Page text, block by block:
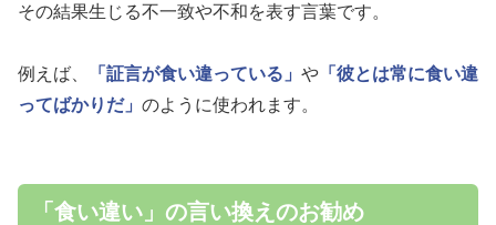
その結果生じる不一致や不和を表す言葉です。
例えば、 「証言が食い違っている」 や 「彼とは常に食い違
ってばかりだ」 のように使われます。
「食い違い」の言い換えのお勧め